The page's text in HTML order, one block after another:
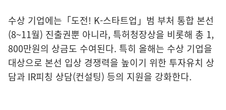
수상 기업에는「도전! K-스타트업」범 부처 통합 본선
(8~11월) 진출권뿐 아니라, 특허청장상을 비롯해 총 1,
800만원의 상금도 수여된다. 특히 올해는 수상 기업을
대상으로 본선 입상 경쟁력을 높이기 위한 투자유치 상
담과 IR피칭 상담(컨설팅) 등의 지원을 강화한다.